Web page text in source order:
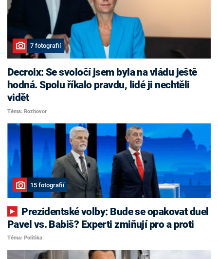
7 fotografií
Decroix: Se svoločí jsem byla na vládu ještě
hodná. Spolu říkalo pravdu, lidé ji nechtěli
vidět
Téma: Rozhovor
15 fotografií
Pavel vs. Babiš? Experti zmiňují pro a proti
Téma: Politika